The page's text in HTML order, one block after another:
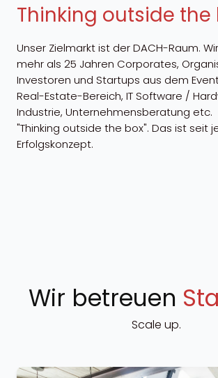
Thinking outside the
Unser Zielmarkt ist der DACH-Raum.
mehr als 25 Jahren Corporates,
Investoren und Startups aus dem
Real-Estate-Bereich, IT Software /
Industrie, Unternehmensberatung etc.
"Thinking outside the box". Das ist seit
Erfolgskonzept.
Wir betreuen
Scale up.